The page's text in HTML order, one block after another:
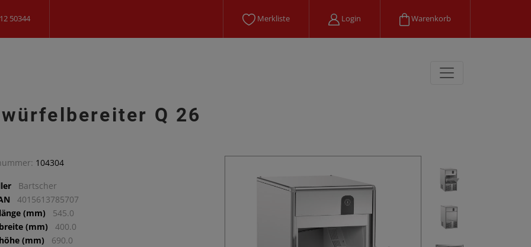
50344 Merkliste Login Warenkorb
Q 26
104304
Bartscher
4015613785707
(mm)
545.0
(mm)
400.0
(mm)
690.0